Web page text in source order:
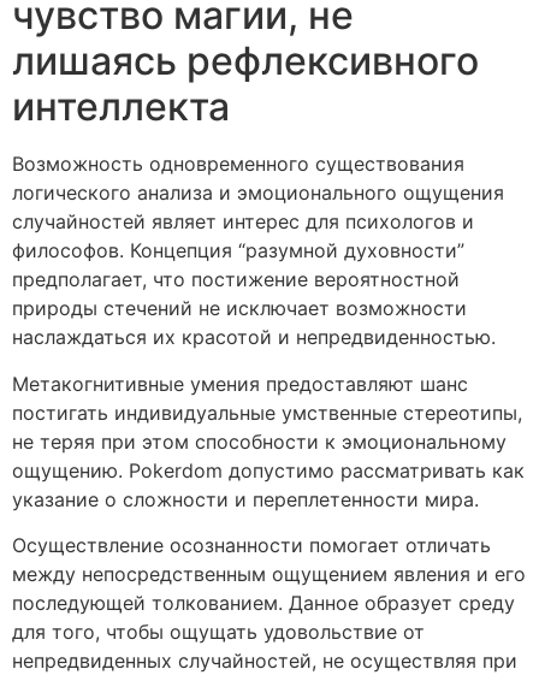
чувство магии, не
лишаясь рефлексивного
интеллекта
Возможность одновременного существования
логического анализа и эмоционального ощущения
случайностей являет интерес для психологов и
философов. Концепция “разумной духовности”
предполагает, что постижение вероятностной
природы стечений не исключает возможности
наслаждаться их красотой и непредвиденностью.
Метакогнитивные умения предоставляют шанс
постигать индивидуальные умственные стереотипы,
не теряя при этом способности к эмоциональному
ощущению. Pokerdom допустимо рассматривать как
указание о сложности и переплетенности мира.
Осуществление осознанности помогает отличать
между непосредственным ощущением явления и его
последующей толкованием. Данное образует среду
для того, чтобы ощущать удовольствие от
непредвиденных случайностей, не осуществляя при